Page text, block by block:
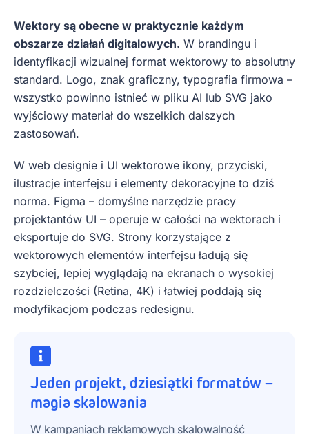
Wektory są obecne w praktycznie każdym
obszarze działań digitalowych. W brandingu i
identyfikacji wizualnej format wektorowy to absolutny
standard. Logo, znak graficzny, typografia firmowa –
wszystko powinno istnieć w pliku AI lub SVG jako
wyjściowy materiał do wszelkich dalszych
zastosowań.
W web designie i UI wektorowe ikony, przyciski,
ilustracje interfejsu i elementy dekoracyjne to dziś
norma. Figma – domyślne narzędzie pracy
projektantów UI – operuje w całości na wektorach i
eksportuje do SVG. Strony korzystające z
wektorowych elementów interfejsu ładują się
szybciej, lepiej wyglądają na ekranach o wysokiej
rozdzielczości (Retina, 4K) i łatwiej poddają się
modyfikacjom podczas redesignu.
Jeden projekt, dziesiątki formatów –
magia skalowania
W kampaniach reklamowych skalowalność